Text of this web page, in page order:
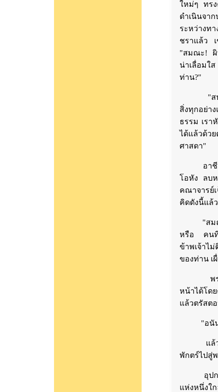
ใหม่ๆ ทร
ดำเนินจ
ระหว่างท
ชราแล้ว เ
"สมณะ! ผิ
น่าเลื่อมใ
ท่าน?"
"สหาย!"
สิ่งทุกอย่า
ธรรม เรา
ได้แล้วด้ว
ศาสดา"
อาชีวกไ
โอหัง ลบ
คณาจารย์
คิดดังนี้แล้
"สมณะ!
หรือ คนที่
ข้าพเจ้าไ
ของท่าน เ
พระศา
หน้าได้โด
แล้วตรัสต
"อนันตชิ
แล้วอุปา
พักตร์ไปสู่
อุปกะเดิ
แห่งหนึ่งใ